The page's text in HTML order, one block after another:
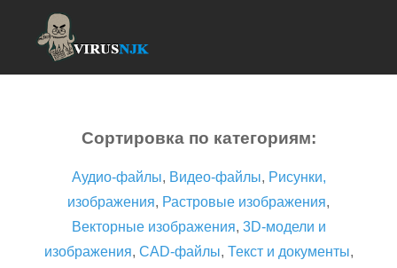
Сортировка по категориям:
Аудио-файлы, Видео-файлы, Рисунки,
изображения, Растровые изображения,
Векторные изображения, 3D-модели и
изображения, CAD-файлы, Текст и документы,